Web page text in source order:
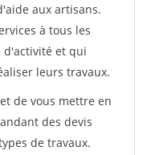
aux artisans.
à tous les
d'activité et qui
leurs travaux.
de vous mettre en
des devis
de travaux.